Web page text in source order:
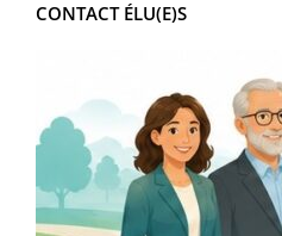
CONTACT ÉLU(E)S